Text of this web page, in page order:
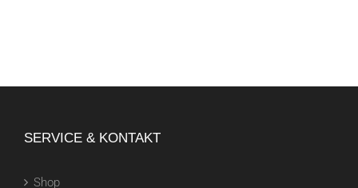
SERVICE & KONTAKT
Shop